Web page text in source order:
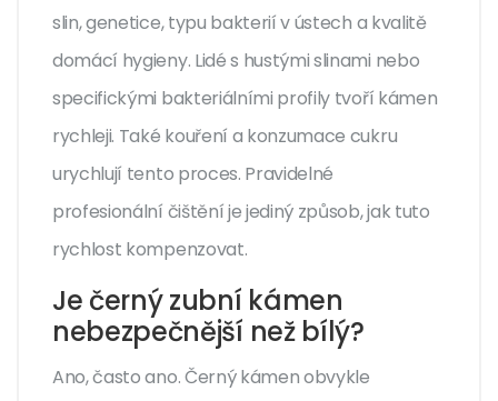
slin, genetice, typu bakterií v ústech a kvalitě
domácí hygieny. Lidé s hustými slinami nebo
specifickými bakteriálními profily tvoří kámen
rychleji. Také kouření a konzumace cukru
urychlují tento proces. Pravidelné
profesionální čištění je jediný způsob, jak tuto
rychlost kompenzovat.
Je černý zubní kámen
nebezpečnější než bílý?
Ano, často ano. Černý kámen obvykle